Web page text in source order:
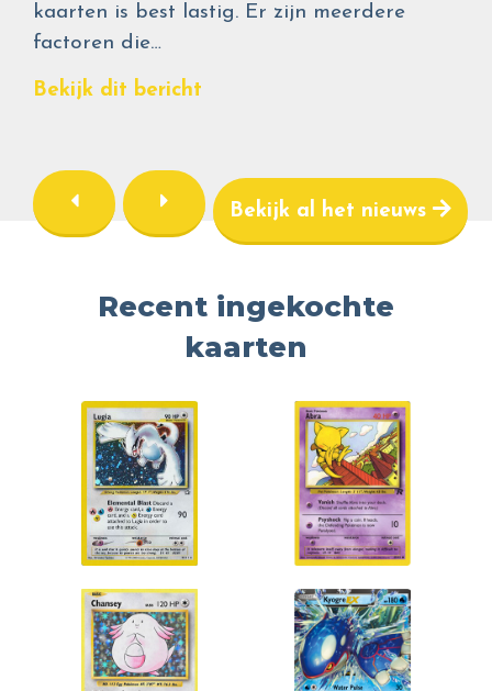
kaarten is best lastig. Er zijn meerdere
factoren die…
Bekijk dit bericht
Bekijk al het nieuws
Recent ingekochte
kaarten